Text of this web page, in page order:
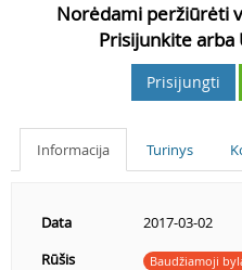
Norėdami peržiūrėti
Prisijunkite
Prisijungti
Informacija Turinys
Data
2017-03-02
Rūšis
Baudžiamoji